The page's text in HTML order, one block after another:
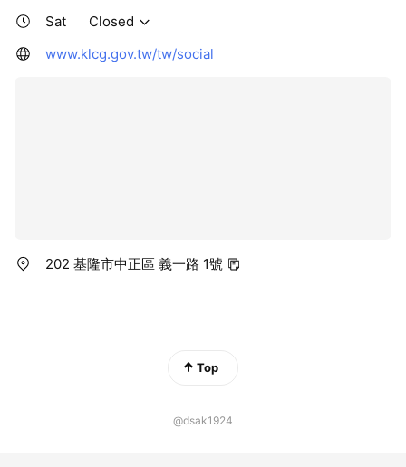
Sat
Closed
www.klcg.gov.tw/tw/social
202 基隆市中正區 義一路 1號
Top
@dsak1924